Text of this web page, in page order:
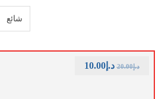
د.إ20.00 د.إ10.00